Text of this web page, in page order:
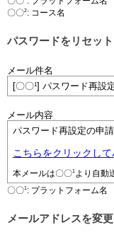
〇〇2: コース名
パスワードをリセッ
メール件名
[〇〇1] パスワード再設
メール内容
パスワード再設定の申請
こちらをクリックし
本メールは〇〇1より自動
〇〇1: プラットフォーム名
メールアドレスを変